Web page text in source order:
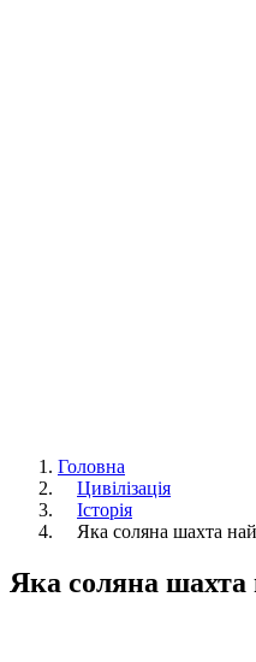
Головна
Цивілізація
Історія
Яка соляна шахта
Яка соляна шахта